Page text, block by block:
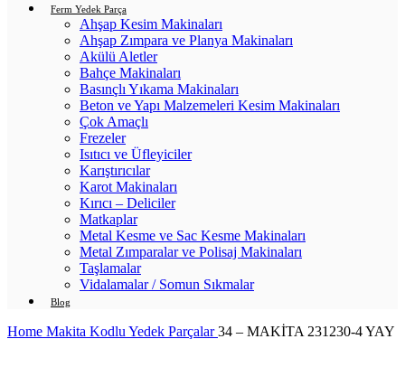
Ferm Yedek Parça
Ahşap Kesim Makinaları
Ahşap Zımpara ve Planya Makinaları
Akülü Aletler
Bahçe Makinaları
Basınçlı Yıkama Makinaları
Beton ve Yapı Malzemeleri Kesim Makinaları
Çok Amaçlı
Frezeler
Isıtıcı ve Üfleyiciler
Karıştırıcılar
Karot Makinaları
Kırıcı – Deliciler
Matkaplar
Metal Kesme ve Sac Kesme Makinaları
Metal Zımparalar ve Polisaj Makinaları
Taşlamalar
Vidalamalar / Somun Sıkmalar
Blog
Home Makita Kodlu Yedek Parçalar34 – MAKİTA 231230-4 YAY